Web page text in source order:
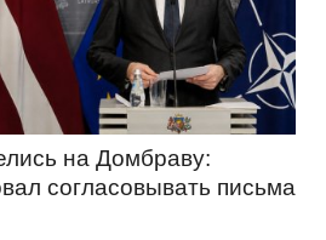
на Домбраву:
согласовывать письма